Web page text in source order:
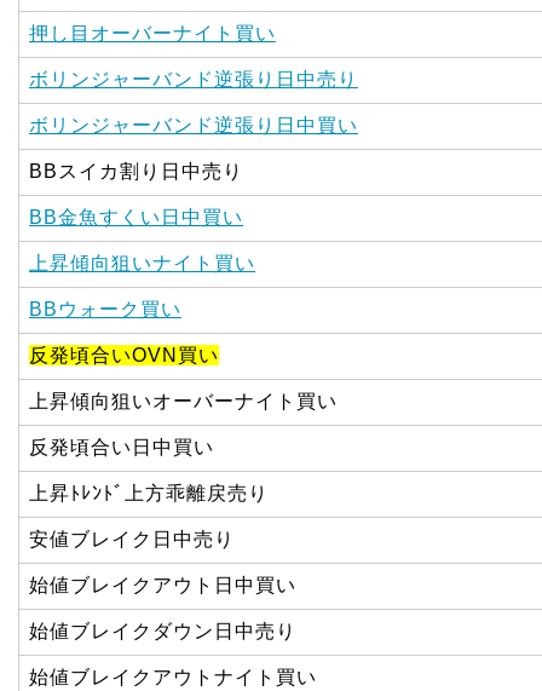
押し目オーバーナイト買い
ボリンジャーバンド逆張り日中売り
ボリンジャーバンド逆張り日中買い
BBスイカ割り日中売り
BB金魚すくい日中買い
上昇傾向狙いナイト買い
BBウォーク買い
反発頃合いOVN買い
上昇傾向狙いオーバーナイト買い
反発頃合い日中買い
上昇ﾄﾚﾝﾄﾞ上方乖離戻売り
安値ブレイク日中売り
始値ブレイクアウト日中買い
始値ブレイクダウン日中売り
始値ブレイクアウトナイト買い